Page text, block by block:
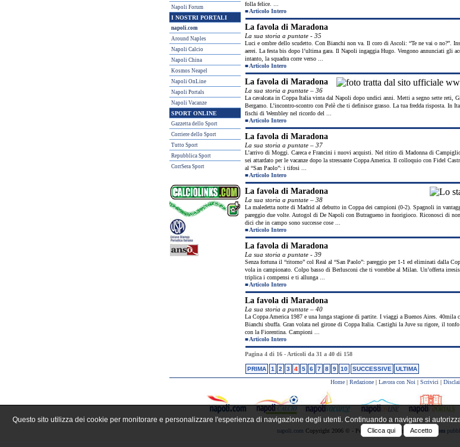
Napoli Forum
I NOSTRI PORTALI
napoli.com
Around Naples
Napoli Calcio
Napoli China
Kosmos Neapel
Napoli OnLine
Napoli Portals
Napoli Vacanze
SPORT ONLINE
Gazzetta dello Sport
Corriere dello Sport
Tutto Sport
Repubblica Sport
CorrSera Sport
folla felice. ...
■ Articolo Intero
La favola di Maradona
La sua storia a puntate - 35
Luci e ombre dello scudetto. Con Bianchi non va. Il coro di Ascoli: “Te ne vai o no?”.
aerei. La festa bis dopo l’ultima gara. Il Napoli ingaggia Hugo. Vengono annunciati gli
intanto, la squadra corre verso ...
■ Articolo Intero
La favola di Maradona
La sua storia a puntate – 36
La cavalcata in Coppa Italia vinta dal Napoli dopo undici anni. Metti a segno sette reti,
Bergamo. L’incontro-scontro con Pelè che ti definisce grasso. La tua fredda risposta. In
fischi di Wembley nel ricordo del ...
■ Articolo Intero
La favola di Maradona
La sua storia a puntate – 37
L’arrivo di Moggi. Careca e Francini i nuovi acquisti. Nel ritiro di Madonna di
sei attardato per le vacanze dopo la stressante Coppa America. Il colloquio con Fidel
al “San Paolo”: i tifosi ...
■ Articolo Intero
La favola di Maradona
La sua storia a puntate – 38
La maledetta notte di Madrid al debutto in Coppa dei campioni (0-2). Spagnoli in
pareggio due volte. Autogol di De Napoli con Butragueno in fuorigioco. Riconosci di
dici che in campo sono successe cose ...
■ Articolo Intero
La favola di Maradona
La sua storia a puntate - 39
Senza fortuna il “ritorno” col Real al “San Paolo”: pareggio per 1-1 ed eliminati dalla
vola in campionato. Colpo basso di Berlusconi che ti vorrebbe al Milan. Un’offerta
triplica i compensi e ti allunga ...
■ Articolo Intero
La favola di Maradona
La sua storia a puntate – 40
La Coppa America 1987 e una lunga stagione di partite. I viaggi a Buenos Aires. 40mila
Bianchi sbuffa. Gran volata nel girone di Coppa Italia. Castighi la Juve su rigore, il
con la Fiorentina. Campioni ...
■ Articolo Intero
Pagina 4 di 16 - Articoli da 31 a 40 di 158
PRIMA 1 2 3 4 5 6 7 8 9 10 SUCCESSIVE
ULTIMA
Home| Redazione| Lavora con Noi | Scrivici |
napoli.com Copyright 2006 © - Per la pubblicità contattanapoli.com
Questo sito utilizza dei cookie per monitorare e personalizzare l'esperienza di navigazione degli utenti. Continuando a navigare si
Clicca qui Accetto